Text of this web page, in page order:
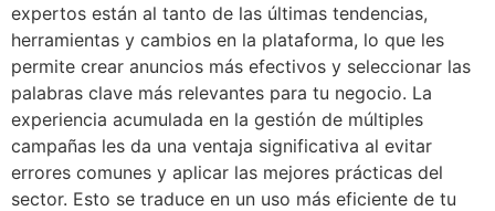
expertos están al tanto de las últimas tendencias,
herramientas y cambios en la plataforma, lo que les
permite crear anuncios más efectivos y seleccionar las
palabras clave más relevantes para tu negocio. La
experiencia acumulada en la gestión de múltiples
campañas les da una ventaja significativa al evitar
errores comunes y aplicar las mejores prácticas del
sector. Esto se traduce en un uso más eficiente de tu